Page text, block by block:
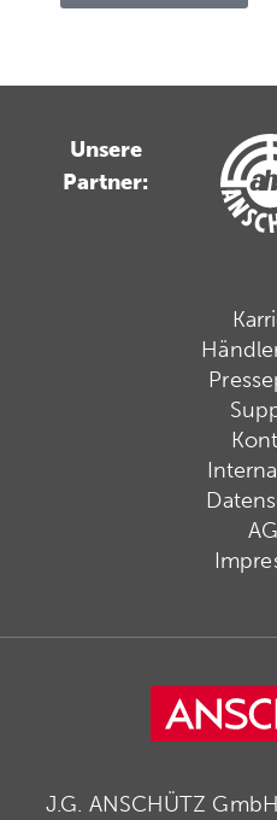
Unsere
Partner:
J.G. ANSCHÜTZ